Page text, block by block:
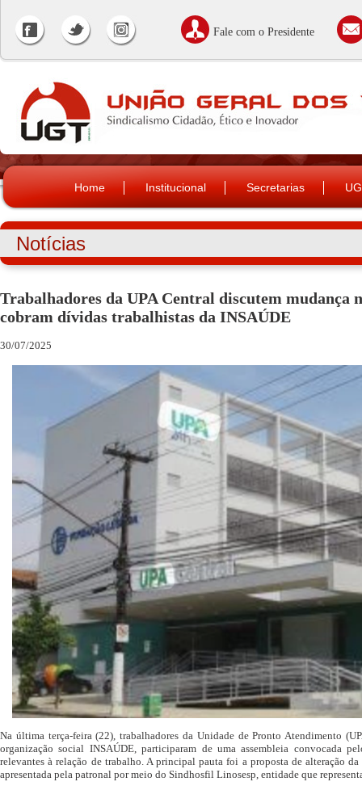
Fale com o Presidente
Home Institucional Secretarias
Notícias
Trabalhadores da UPA Central discutem mudança
cobram dívidas trabalhistas da INSAÚDE
30/07/2025
Na última terça-feira (22), trabalhadores da Unidade de Pronto Atendimento
organização social INSAÚDE, participaram de uma assembleia convocada
relevantes à relação de trabalho. A principal pauta foi a proposta de alteração
apresentada pela patronal por meio do Sindhosfil Linosesp, entidade que